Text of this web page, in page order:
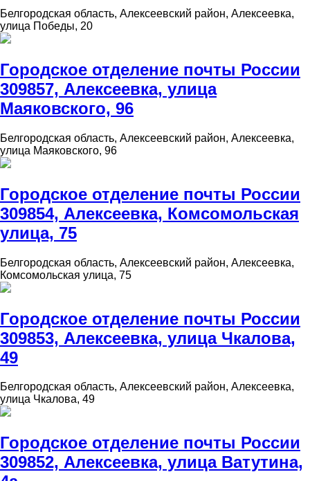
Белгородская область, Алексеевский район, Алексеевка,
улица Победы, 20
Городское отделение почты России
309857, Алексеевка, улица
Маяковского, 96
Белгородская область, Алексеевский район, Алексеевка,
улица Маяковского, 96
Городское отделение почты России
309854, Алексеевка, Комсомольская
улица, 75
Белгородская область, Алексеевский район, Алексеевка,
Комсомольская улица, 75
Городское отделение почты России
309853, Алексеевка, улица Чкалова,
49
Белгородская область, Алексеевский район, Алексеевка,
улица Чкалова, 49
Городское отделение почты России
309852, Алексеевка, улица Ватутина,